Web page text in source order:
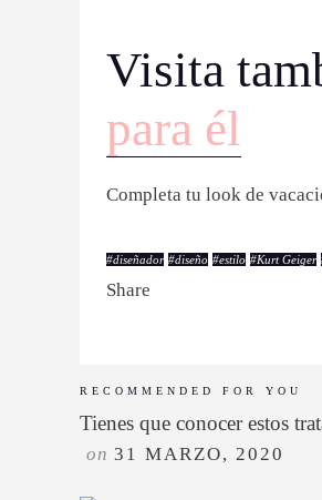
Visita
para él
Completa tu look de
#diseñador #diseño #estilo #Kurt Geiger
Share
RECOMMENDED FOR YOU
Tienes que conocer estos
on 31 MARZO, 2020